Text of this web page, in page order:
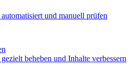
und manuell prüfen
beheben und Inhalte verbessern